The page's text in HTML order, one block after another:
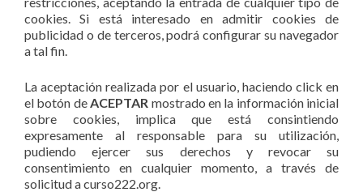
cookies. Si está interesado en admitir cookies de
publicidad o de terceros, podrá configurar su navegador
a tal fin.
La aceptación realizada por el usuario, haciendo click en
el botón deACEPTAR mostrado en la información inicial
sobre cookies, implica que está consintiendo
expresamente al responsable para su utilización,
pudiendo ejercer sus derechos y revocar su
consentimiento en cualquier momento, a través de
solicitud a curso222.org.